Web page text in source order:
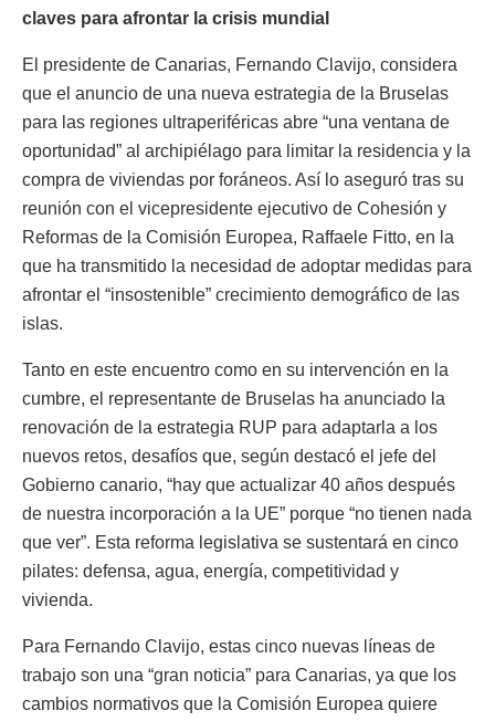
claves para afrontar la crisis mundial
El presidente de Canarias, Fernando Clavijo, considera
que el anuncio de una nueva estrategia de la Bruselas
para las regiones ultraperiféricas abre “una ventana de
oportunidad” al archipiélago para limitar la residencia y la
compra de viviendas por foráneos. Así lo aseguró tras su
reunión con el vicepresidente ejecutivo de Cohesión y
Reformas de la Comisión Europea, Raffaele Fitto, en la
que ha transmitido la necesidad de adoptar medidas para
afrontar el “insostenible” crecimiento demográfico de las
islas.
Tanto en este encuentro como en su intervención en la
cumbre, el representante de Bruselas ha anunciado la
renovación de la estrategia RUP para adaptarla a los
nuevos retos, desafíos que, según destacó el jefe del
Gobierno canario, “hay que actualizar 40 años después
de nuestra incorporación a la UE” porque “no tienen nada
que ver”. Esta reforma legislativa se sustentará en cinco
pilates: defensa, agua, energía, competitividad y
vivienda.
Para Fernando Clavijo, estas cinco nuevas líneas de
trabajo son una “gran noticia” para Canarias, ya que los
cambios normativos que la Comisión Europea quiere